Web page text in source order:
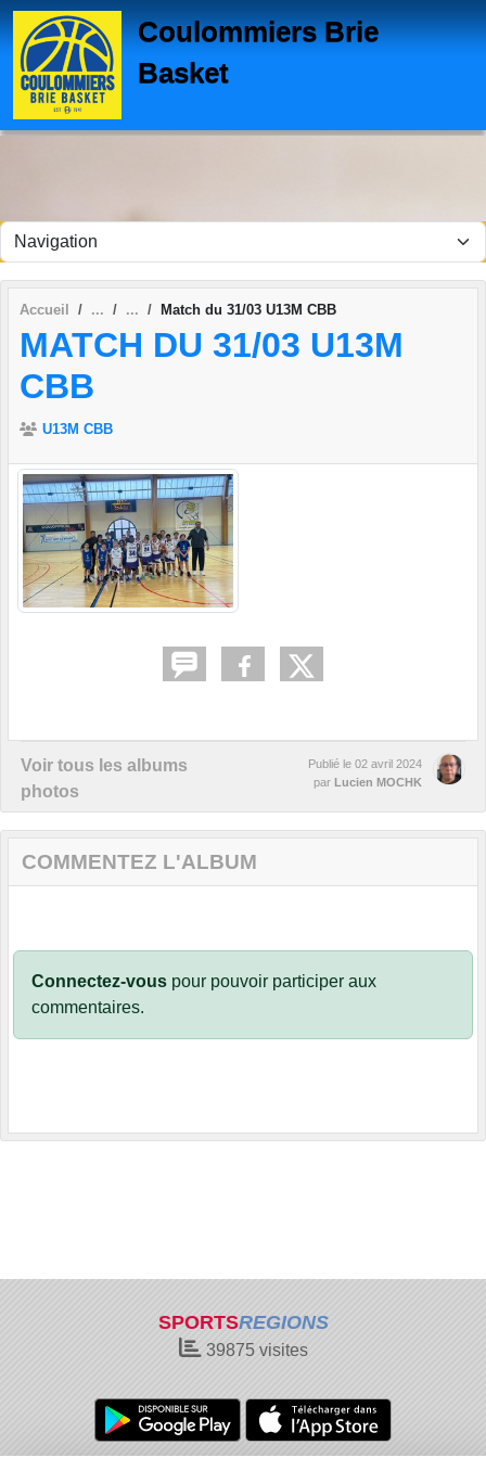
Coulommiers Brie
Basket
Accueil Match du 31/03 U13M CBB
MATCH DU 31/03 U13M
CBB
U13M CBB
Voir tous les albums
photos
Publié le 02 avril 2024
par
Lucien MOCHK
COMMENTEZ L'ALBUM
Connectez-vous pour pouvoir participer aux
commentaires.
SPORTSREGIONS
39875visites
Panneau de gestion des cookies